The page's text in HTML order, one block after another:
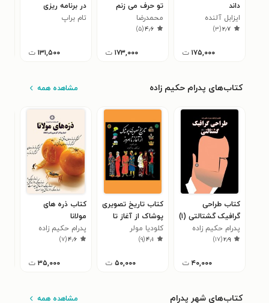
داند
ایزابل آلنده
۲٫۷(۳)
۱۷۵,۰۰۰ ت
تو حرف می زنم
محمدرضا
عبدالملکیان
۴٫۶(۵)
۱۷۳,۰۰۰ ت
در برنامه ریزی
شهری
تام براپ
۱۳۱,۵۰۰ ت
کتاب‌های پدرام حکیم زاده مشاهده همه
کتاب طراحی
گرافیک گشتالتی (۱)
پدرام حکیم زاده
۲٫۹(۱۷)
۴۰,۰۰۰ ت
کتاب تاریخ تصویری
پوشاک از آغاز تا
امروز
کلودیا مولر
۴٫۱(۹)
۵۰,۰۰۰ ت
کتاب ذره های
مولانا
پدرام حکیم زاده
۴٫۶(۷)
۳۵,۰۰۰ ت
کتاب‌های شهر پدرام مشاهده همه